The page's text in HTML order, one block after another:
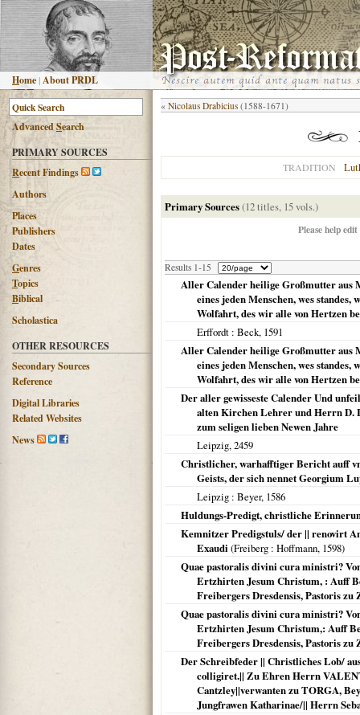
Home |About PRDL
AdvancedSearch
PRIMARY SOURCES
Recent Findings
Authors
Places
Publishers
Dates
Genres
Topics
Biblical
Scholastica
OTHER RESOURCES
Secondary Sources
Reference
Digital Libraries
Related Websites
News
« Nicolaus Drabicius (1588-1671)
TRADITION
Primary Sources(12 titles, 15 vols.)
Please help
Results 1-15
Aller Calender heilige Großmutter aus
eines jeden Menschen, wes
Wolfahrt, des wir alle von Hertzen
Erffordt : Beck, 1591
Aller Calender heilige Großmutter aus
eines jeden Menschen, wes
Wolfahrt, des wir alle von Hertzen
Der aller gewisseste Calender Und
alten Kirchen Lehrer und Herrn D.
zum seligen lieben Newen Jahre
Leipzig,2459
Christlicher, warhafftiger Bericht auff
Geists, der sich nennet Georgium
Leipzig : Beyer, 1586
Huldungs-Predigt, christliche
Kemnitzer Predigstuls/ der || renovirt
Exaudi (Freiberg : Hoffmann, 1598)
Quae pastoralis divini cura ministri?
Ertzhirten Jesum Christum, : Auff
Freibergers Dresdensis, Pastoris zu
Quae pastoralis divini cura ministri?
Ertzhirten Jesum Christum,: Auff
Freibergers Dresdensis, Pastoris zu
Der Schreibfeder || Christliches Lob/
colligiret.|| Zu Ehren Herrn
Cantzley||verwanten zu TORGA,
Jungfrawen Katharinae/|| Herrn